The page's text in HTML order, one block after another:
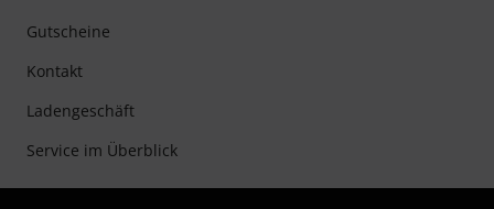
Gutscheine
Kontakt
Ladengeschäft
Service im Überblick